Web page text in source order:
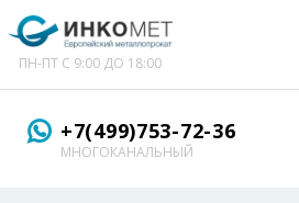
ПН-ПТ С 9:00 ДО 18:00
+7(499)753-72-36
МНОГОКАНАЛЬНЫЙ